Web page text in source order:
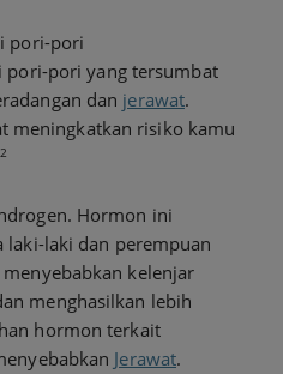
pori-pori
pori-pori yang tersumbat
dan jerawat.
meningkatkan risiko kamu
2
Hormon ini
laki-laki dan perempuan
kelenjar
menghasilkan lebih
hormon terkait
Jerawat.